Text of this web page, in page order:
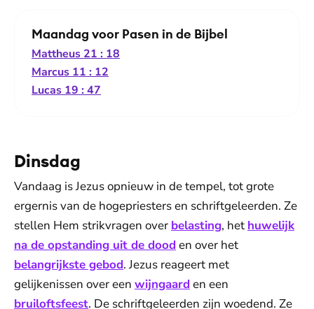
Maandag voor Pasen in de Bijbel
Mattheus 21 : 18
Marcus 11 : 12
Lucas 19 : 47
Dinsdag
Vandaag is Jezus opnieuw in de tempel, tot grote
ergernis van de hogepriesters en schriftgeleerden. Ze
stellen Hem strikvragen over belasting, het huwelijk
na de opstanding uit de dood en over het
belangrijkste gebod. Jezus reageert met
gelijkenissen over een wijngaard en een
bruiloftsfeest. De schriftgeleerden zijn woedend. Ze